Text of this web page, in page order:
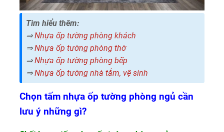
Tìm hiểu thêm:
⇒Nhựa ốp tường phòng khách
⇒Nhựa ốp tường phòng thờ
⇒Nhựa ốp tường phòng bếp
⇒Nhựa ốp tường nhà tắm, vệ sinh
Chọn tấm nhựa ốp tường phòng ngủ cần
lưu ý những gì?